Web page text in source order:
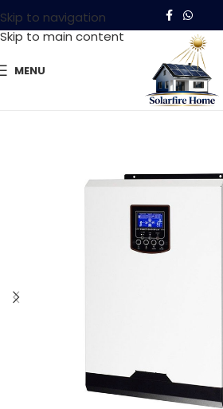
Skip to navigation
Skip to main content
MENU